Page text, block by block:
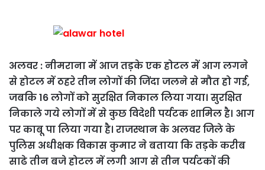
अलवर : नीमराना में आज तड़के एक होटल में आग लगने
से होटल में ठहरे तीन लोगों की जिंदा जलने से मौत हो गई,
जबकि 16 लोगों को सुरक्षित निकाल लिया गया। सुरक्षित
निकाले गये लोगों में से कुछ विदेशी पर्यटक शामिल है। आग
पर काबू पा लिया गया है। राजस्थान के अलवर जिले के
पुलिस अधीक्षक विकास कुमार ने बताया कि तड़के करीब
साढे तीन बजे होटल में लगी आग से तीन पर्यटकों की